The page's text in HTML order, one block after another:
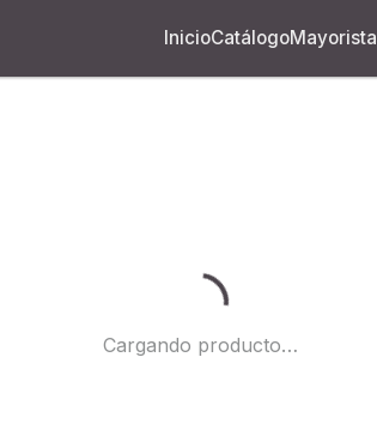
InicioCatálogoMayorista
Cargando...
Cargando producto…